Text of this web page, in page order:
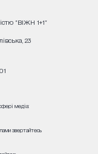
"ВІЖН 1+1"
23
медіа:
звертайтесь